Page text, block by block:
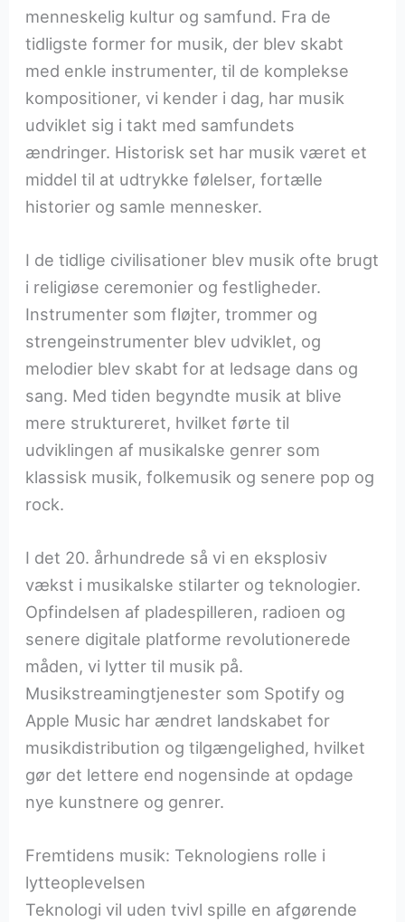
menneskelig kultur og samfund. Fra de
tidligste former for musik, der blev skabt
med enkle instrumenter, til de komplekse
kompositioner, vi kender i dag, har musik
udviklet sig i takt med samfundets
ændringer. Historisk set har musik været et
middel til at udtrykke følelser, fortælle
historier og samle mennesker.
I de tidlige civilisationer blev musik ofte brugt
i religiøse ceremonier og festligheder.
Instrumenter som fløjter, trommer og
strengeinstrumenter blev udviklet, og
melodier blev skabt for at ledsage dans og
sang. Med tiden begyndte musik at blive
mere struktureret, hvilket førte til
udviklingen af musikalske genrer som
klassisk musik, folkemusik og senere pop og
rock.
I det 20. århundrede så vi en eksplosiv
vækst i musikalske stilarter og teknologier.
Opfindelsen af pladespilleren, radioen og
senere digitale platforme revolutionerede
måden, vi lytter til musik på.
Musikstreamingtjenester som Spotify og
Apple Music har ændret landskabet for
musikdistribution og tilgængelighed, hvilket
gør det lettere end nogensinde at opdage
nye kunstnere og genrer.
Fremtidens musik: Teknologiens rolle i
lytteoplevelsen
Teknologi vil uden tvivl spille en afgørende